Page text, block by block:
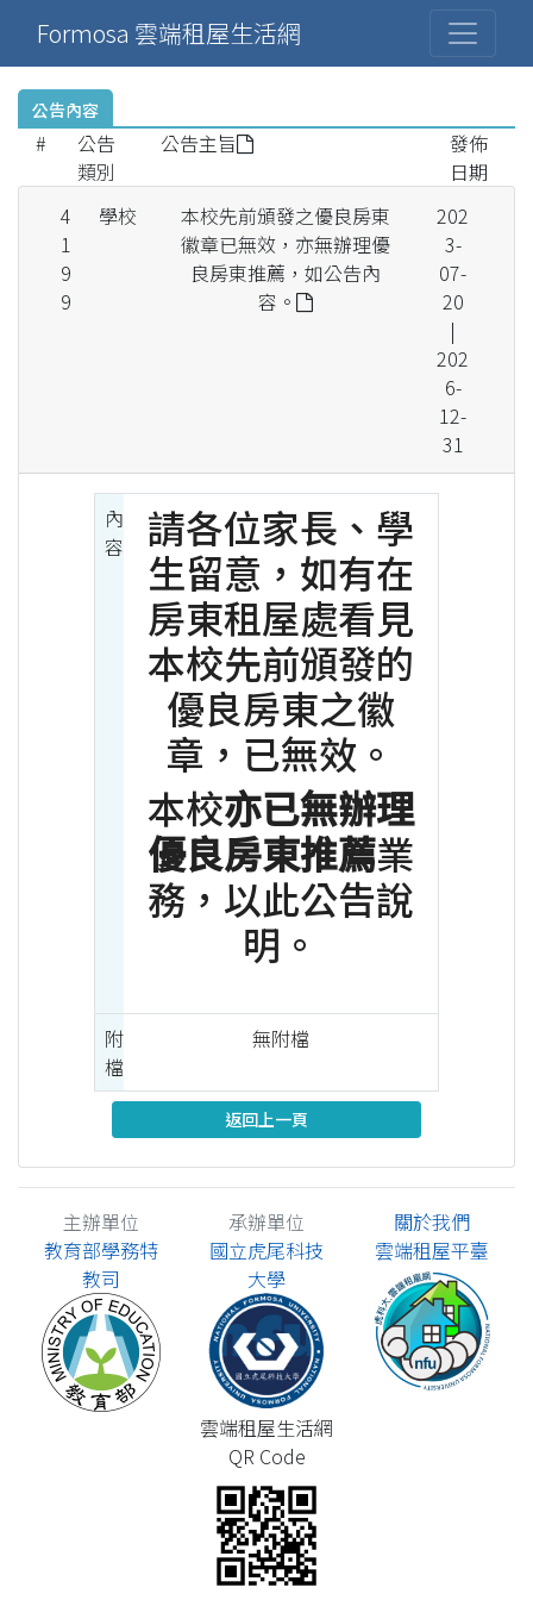
Formosa 雲端租屋生活網
公告內容
#
公告
類別
公告主旨
發佈
日期
4
1
9
9
學校
本校先前頒發之優良房東
徽章已無效，亦無辦理優
良房東推薦，如公告內
容。
202
3-
07-
20
|
202
6-
12-
31
內
容
請各位家長、學
生留意，如有在
房東租屋處看見
本校先前頒發的
優良房東之徽
章，已無效。
本校亦已無辦理
優良房東推薦業
務，以此公告說
明。
附
檔
無附檔
返回上一頁
主辦單位
教育部學務特
教司
承辦單位
國立虎尾科技
大學
關於我們
雲端租屋平臺
雲端租屋生活網
QR Code